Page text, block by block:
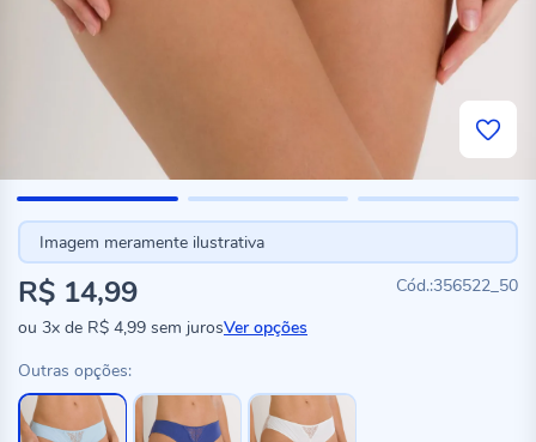
Imagem meramente ilustrativa
356522_50
R$ 14,99
ou 3x de R$ 4,99 sem jurosVer opções
Outras opções: